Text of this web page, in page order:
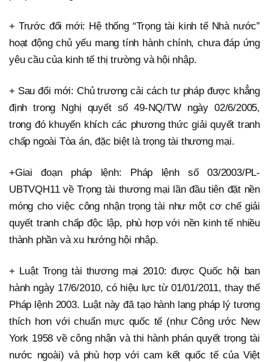
+ Trước đổi mới: Hệ thống “Trọng tài kinh tế Nhà nước”
hoạt động chủ yếu mang tính hành chính, chưa đáp ứng
yêu cầu của kinh tế thị trường và hội nhập.
+ Sau đổi mới: Chủ trương cải cách tư pháp được khẳng
định trong Nghị quyết số 49-NQ/TW ngày 02/6/2005,
trong đó khuyến khích các phương thức giải quyết tranh
chấp ngoài Tòa án, đặc biệt là trọng tài thương mại.
+Giai đoạn pháp lệnh: Pháp lệnh số 03/2003/PL-
UBTVQH11 về Trọng tài thương mại lần đầu tiên đặt nền
móng cho việc công nhận trọng tài như một cơ chế giải
quyết tranh chấp độc lập, phù hợp với nền kinh tế nhiều
thành phần và xu hướng hội nhập.
+ Luật Trọng tài thương mại 2010: được Quốc hội ban
hành ngày 17/6/2010, có hiệu lực từ 01/01/2011, thay thế
Pháp lệnh 2003. Luật này đã tạo hành lang pháp lý tương
thích hơn với chuẩn mực quốc tế (như Công ước New
York 1958 về công nhận và thi hành phán quyết trọng tài
nước ngoài) và phù hợp với cam kết quốc tế của Việt